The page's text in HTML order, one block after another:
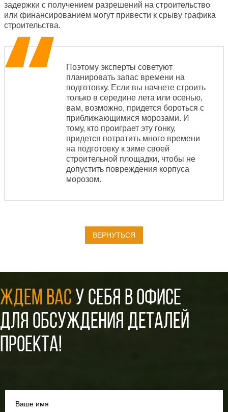
задержки с получением разрешений на строительство
или финансированием могут привести к срыву графика
строительства.
Поэтому эксперты советуют
планировать запас времени на
подготовку. Если вы начнете строить
только в середине лета или осенью,
вам, возможно, придется бороться с
приближающимися морозами. И
тому, кто проиграет эту гонку,
придется потратить много времени
на подготовку к зиме своей
строительной площадки, чтобы не
допустить повреждения корпуса
морозом.
ВЕРНУТЬСЯ
ЖДЕМ ВАС У СЕБЯ В ОФИСЕ
ДЛЯ ОБСУЖДЕНИЯ ДЕТАЛЕЙ
ПРОЕКТА!
Ваше имя